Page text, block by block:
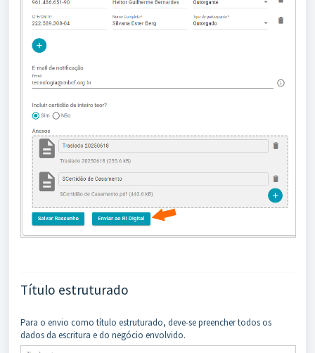
Título estruturado
Para o envio como título estruturado, deve-se preencher todos os
dados da escritura e do negócio envolvido.